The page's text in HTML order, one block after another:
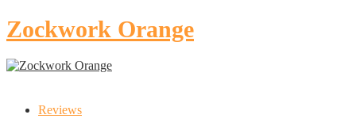
Zockwork Orange
Reviews